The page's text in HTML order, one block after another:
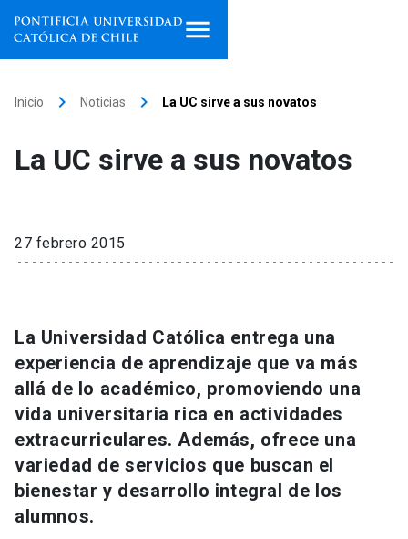
Facultades, escuelas e
Investigación
Extensión
Vinculación
Universidad
Información para keyboard_arrow_down
Futuros estudiantes
Go to english site
Inicio keyboard_arrow_right Noticias keyboard_arrow_right La UC sirve a sus novatos
La UC sirve a sus novatos
27 febrero 2015
La Universidad Católica entrega una
experiencia de aprendizaje que va más
allá de lo académico, promoviendo una
vida universitaria rica en actividades
extracurriculares. Además, ofrece una
variedad de servicios que buscan el
bienestar y desarrollo integral de los
alumnos.